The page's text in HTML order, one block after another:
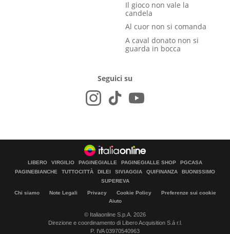
Il gioco non vale la
candela
Al cuor non si comanda
A caval donato non si
guarda in bocca
Seguici su
LIBERO VIRGILIO PAGINEGIALLE PAGINEGIALLE SHOP
PGCASA
PAGINEBIANCHE
TUTTOCITTÀ DILEI SIVIAGGIA QUIFINANZA
BUONISSIMO
SUPEREVA
Chi siamo Note Legali Privacy Cookie Policy
Preferenze sui cookie
Aiuto
© Italiaonline S.p.A. 2026
Direzione e coordinamento di Libero Acquisition S.á r.l.
P. IVA 03970540963